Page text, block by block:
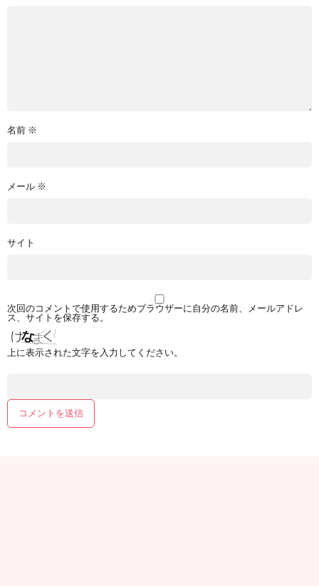
名前 ※
メール ※
サイト
次回のコメントで使用するためブラウザーに自分の名前、メールアドレ
ス、サイトを保存する。
上に表示された文字を入力してください。